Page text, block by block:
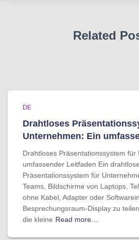
Related
DE
Drahtloses
Unternehmen: Ein
Drahtloses Präsentationssystem für
umfassender Leitfaden Ein
Präsentationssystem für
Teams, Bildschirme von Laptops,
ohne Kabel, Adapter oder
Besprechungsraum-Display zu
die kleine Read more…